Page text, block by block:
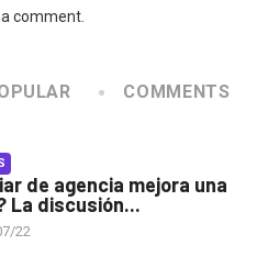
comment.
COMMENTS
de agencia mejora una
La discusión...
22